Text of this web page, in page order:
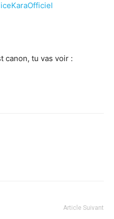
canon, tu vas voir :
Article Suivant